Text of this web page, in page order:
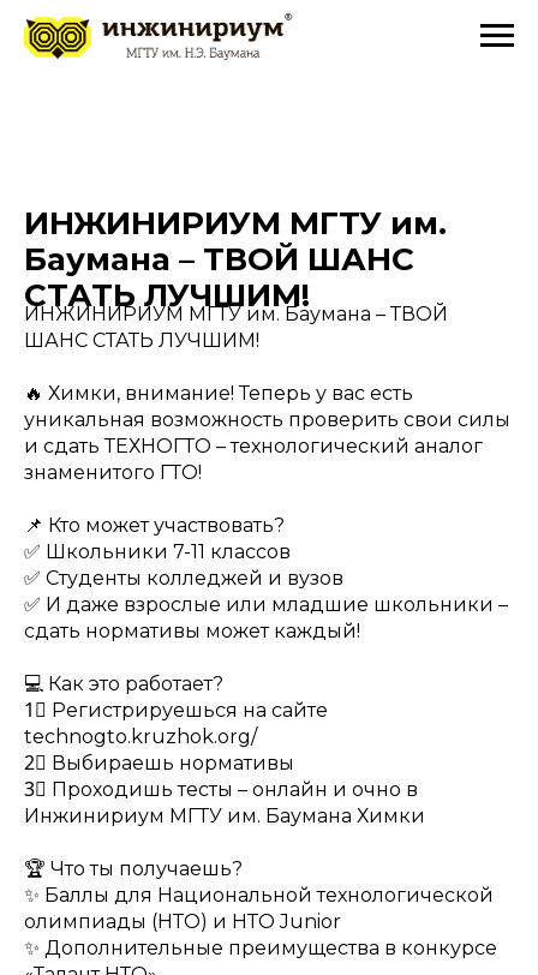
ИНЖИНИРИУМ МГТУ им.
Баумана – ТВОЙ ШАНС
СТАТЬ ЛУЧШИМ!
ИНЖИНИРИУМ МГТУ им. Баумана – ТВОЙ
ШАНС СТАТЬ ЛУЧШИМ!
🔥 Химки, внимание! Теперь у вас есть
уникальная возможность проверить свои силы
и сдать ТЕХНОГТО – технологический аналог
знаменитого ГТО!
📌 Кто может участвовать?
✅ Школьники 7-11 классов
✅ Студенты колледжей и вузов
✅ И даже взрослые или младшие школьники –
сдать нормативы может каждый!
💻 Как это работает?
1⃣ Регистрируешься на сайте
technogto.kruzhok.org/
2⃣ Выбираешь нормативы
3⃣ Проходишь тесты – онлайн и очно в
Инжинириум МГТУ им. Баумана Химки
🏆 Что ты получаешь?
✨ Баллы для Национальной технологической
олимпиады (НТО) и НТО Junior
✨ Дополнительные преимущества в конкурсе